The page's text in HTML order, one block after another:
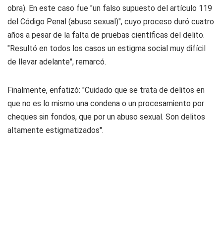
obra). En este caso fue "un falso supuesto del artículo 119
del Código Penal (abuso sexual)", cuyo proceso duró cuatro
años a pesar de la falta de pruebas científicas del delito.
"Resultó en todos los casos un estigma social muy difícil
de llevar adelante", remarcó.
Finalmente, enfatizó: "Cuidado que se trata de delitos en
que no es lo mismo una condena o un procesamiento por
cheques sin fondos, que por un abuso sexual. Son delitos
altamente estigmatizados".